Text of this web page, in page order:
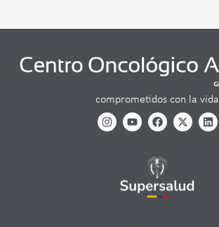
comprometidos con la vida